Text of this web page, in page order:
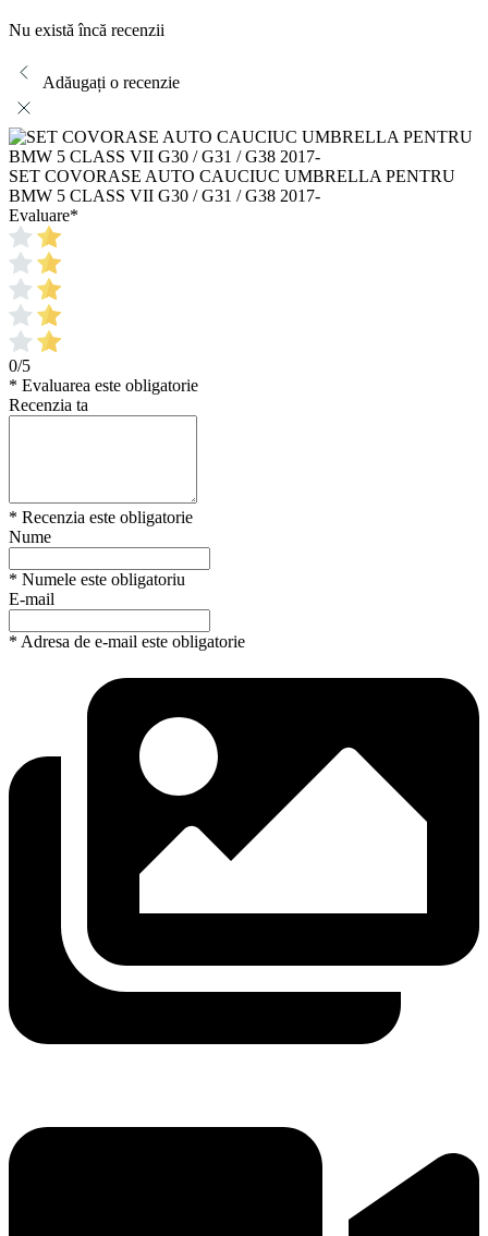
Nu există încă recenzii
Adăugați o recenzie
SET COVORASE AUTO CAUCIUC UMBRELLA PENTRU
BMW 5 CLASS VII G30 / G31 / G38 2017-
Evaluare*
0/5
* Evaluarea este obligatorie
Recenzia ta
* Recenzia este obligatorie
Nume
* Numele este obligatoriu
E-mail
* Adresa de e-mail este obligatorie